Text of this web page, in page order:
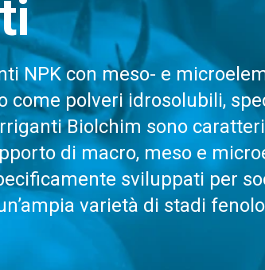
NPK con meso- e
come polveri idrosolubili,
Biolchim sono
di macro, meso e
sviluppati per
varietà di stadi